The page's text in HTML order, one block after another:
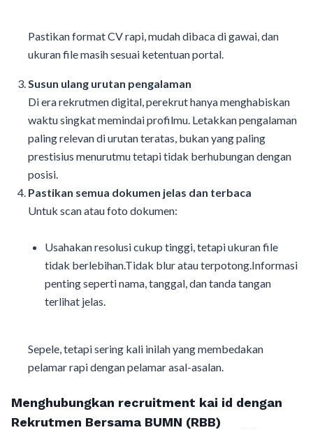
Pastikan format CV rapi, mudah dibaca di gawai, dan
ukuran file masih sesuai ketentuan portal.
Susun ulang urutan pengalaman
Di era rekrutmen digital, perekrut hanya menghabiskan
waktu singkat memindai profilmu. Letakkan pengalaman
paling relevan di urutan teratas, bukan yang paling
prestisius menurutmu tetapi tidak berhubungan dengan
posisi.
Pastikan semua dokumen jelas dan terbaca
Untuk scan atau foto dokumen:
Usahakan resolusi cukup tinggi, tetapi ukuran file
tidak berlebihan.Tidak blur atau terpotong.Informasi
penting seperti nama, tanggal, dan tanda tangan
terlihat jelas.
Sepele, tetapi sering kali inilah yang membedakan
pelamar rapi dengan pelamar asal-asalan.
Menghubungkan recruitment kai id dengan
Rekrutmen Bersama BUMN (RBB)